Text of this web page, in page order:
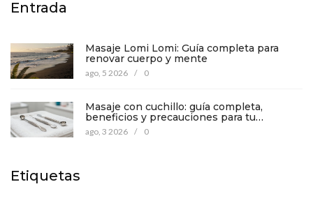
Entrada
Masaje Lomi Lomi: Guía completa para
renovar cuerpo y mente
ago, 5 2026 / 0
Masaje con cuchillo: guía completa,
beneficios y precauciones para tu
bienestar
ago, 3 2026 / 0
Etiquetas